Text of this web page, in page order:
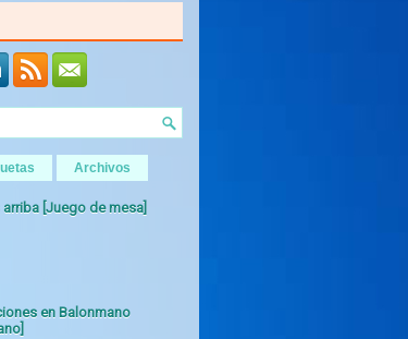
Archivos
arriba [Juego de mesa]
en Balonmano